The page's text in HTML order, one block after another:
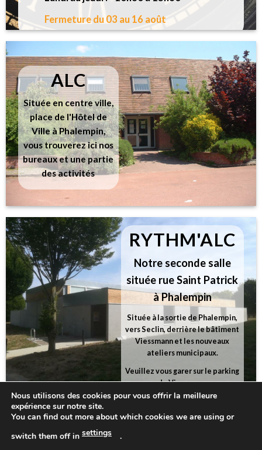
Fermeture du 03 au 16 août
ALC
Située en centre ville,
place de l'Hôtel de
Ville à Phalempin,
vous trouverez ici nos
bureaux et une partie
des activités
RYTHM'ALC
Notre seconde salle
située rue Saint Patrick
à Phalempin
Située à la sortie de Phalempin,
vers Seclin, derrière le bâtiment
Viessmann et les nouveaux
ateliers municipaux.
Veuillez vous garer sur le parking
de Viessmann
CONTACT
RGPD
Nous utilisons des cookies pour vous offrir la meilleure
expérience sur notre site.
You can find out more about which cookies we are using or
switch them off in settings .